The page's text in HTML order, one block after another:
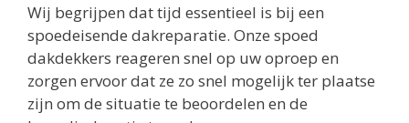
Wij begrijpen dat tijd essentieel is bij een
spoedeisende dakreparatie. Onze spoed
dakdekkers reageren snel op uw oproep en
zorgen ervoor dat ze zo snel mogelijk ter plaatse
zijn om de situatie te beoordelen en de